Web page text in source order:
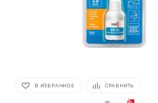
В ИЗБРАННОЕ СРАВНИТЬ